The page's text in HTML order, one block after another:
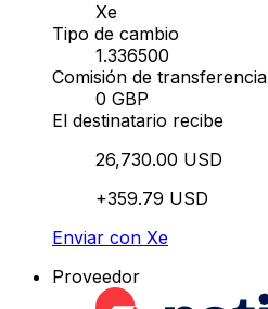
Xe
Tipo de cambio
1.336500
Comisión de transferencia
0 GBP
El destinatario recibe
26,730.00 USD
+359.79 USD
Enviar con Xe
Proveedor